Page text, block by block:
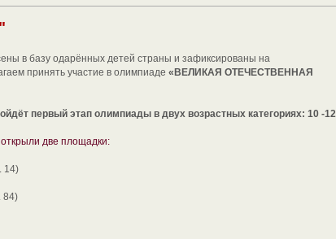
в базу одарённых детей страны и зафиксированы на
принять участие в олимпиаде «ВЕЛИКАЯ ОТЕЧЕСТВЕННАЯ
первый этап олимпиады в двух возрастных категориях: 10 -12
две площадки:
14)
84)